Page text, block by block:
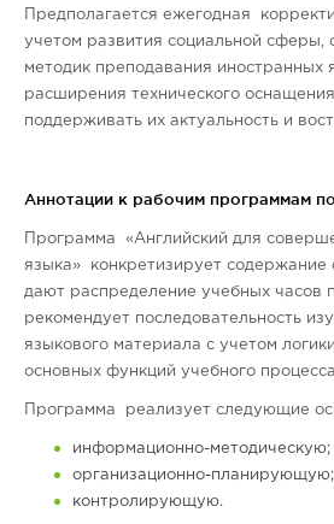
Предполагается ежегодная
учетом развития социальной сферы,
методик преподавания иностранных
расширения технического
поддерживать их актуальность и
Аннотации к рабочим программам
Программа «Английский для
языка» конкретизирует содержание
дают распределение учебных часов
рекомендует последовательность
языкового материала с учетом
основных функций учебного
Программа реализует следующие
информационно-методическую;
организационно-планирующую;
контролирующую.